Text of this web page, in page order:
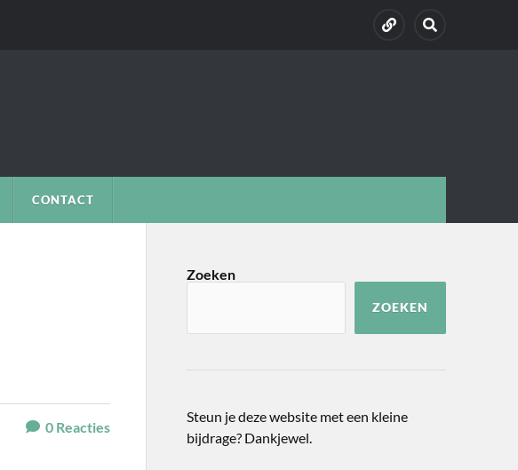
CONTACT
0Reacties
Zoeken
ZOEKEN
Steun je deze website met een kleine
bijdrage? Dankjewel.